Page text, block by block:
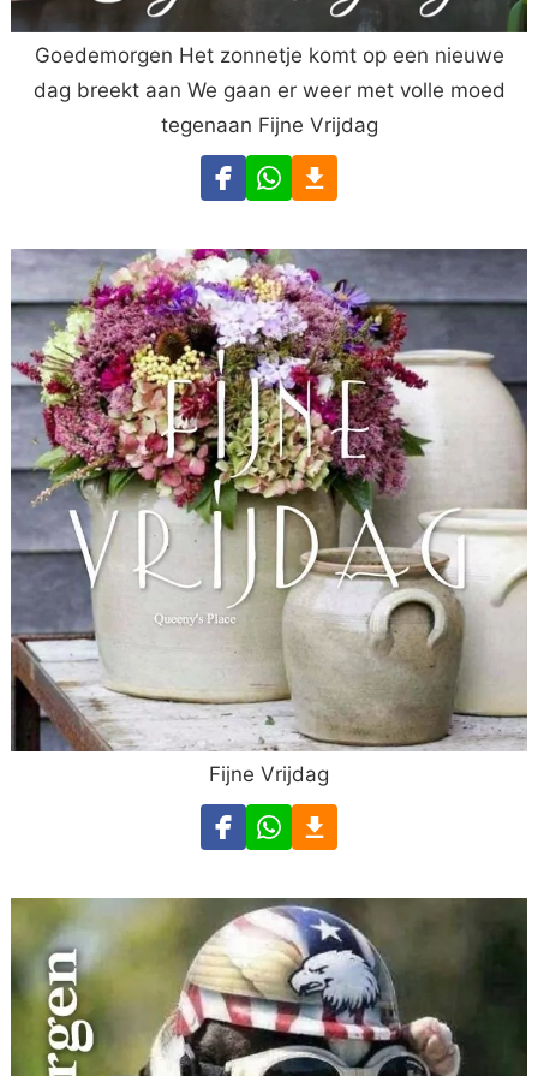
Goedemorgen Het zonnetje komt op een nieuwe
dag breekt aan We gaan er weer met volle moed
tegenaan Fijne Vrijdag
Fijne Vrijdag